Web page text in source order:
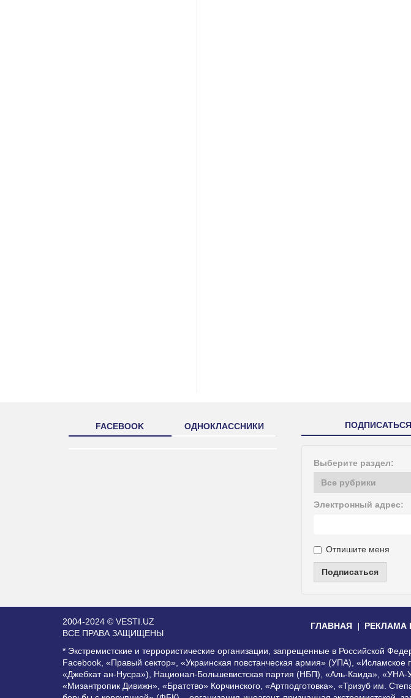
FACEBOOK ОДНОКЛАССНИКИ
Выберите раздел:
Электронный адрес:
Отпишите меня
Подписаться
2004-2024 © VESTI.UZ
ВСЕ ПРАВА ЗАЩИЩЕНЫ
ГЛАВНАЯ РЕКЛАМА
* Экстремистские и террористические организации, запрещенные в Российской
Facebook, «Правый сектор», «Украинская повстанческая армия» (УПА),
«Джебхат ан-Нусра»), Национал-Большевистская партия (НБП), «Аль-Каида»,
«Мизантропик Дивижн», «Братство» Корчинского, «Артподготовка», «Тризуб им.